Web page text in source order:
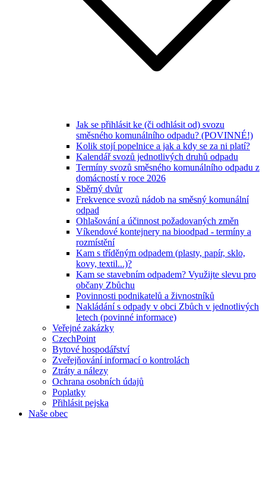
Jak se přihlásit ke (či odhlásit od) svozu
směsného komunálního odpadu? (POVINNÉ!)
Kolik stojí popelnice a jak a kdy se za ni platí?
Kalendář svozů jednotlivých druhů odpadu
Termíny svozů směsného komunálního odpadu z
domácností v roce 2026
Sběrný dvůr
Frekvence svozů nádob na směsný komunální
odpad
Ohlašování a účinnost požadovaných změn
Víkendové kontejnery na bioodpad - termíny a
rozmístění
Kam s tříděným odpadem (plasty, papír, sklo,
kovy, textil...)?
Kam se stavebním odpadem? Využijte slevu pro
občany Zbůchu
Povinnosti podnikatelů a živnostníků
Nakládání s odpady v obci Zbůch v jednotlivých
letech (povinné informace)
Veřejné zakázky
CzechPoint
Bytové hospodářství
Zveřejňování informací o kontrolách
Ztráty a nálezy
Ochrana osobních údajů
Poplatky
Přihlásit pejska
Naše obec